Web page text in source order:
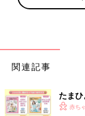
関連記事
たま
赤ち